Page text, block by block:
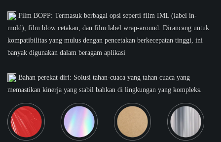
Film BOPP: Termasuk berbagai opsi seperti film IML (label in-
mold), film blow cetakan, dan film label wrap-around. Dirancang untuk
kompatibilitas yang mulus dengan pencetakan berkecepatan tinggi, ini
banyak digunakan dalam beragam aplikasi
Bahan perekat diri: Solusi tahan-cuaca yang tahan cuaca yang
memastikan kinerja yang stabil bahkan di lingkungan yang kompleks.